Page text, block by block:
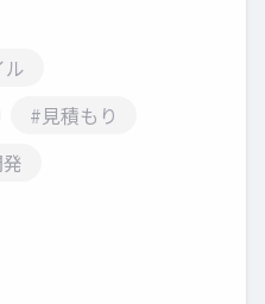
ル
#見積もり